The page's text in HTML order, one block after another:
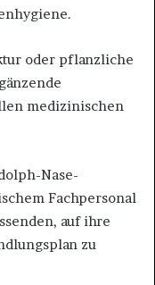
oder pflanzliche
medizinischen
Nase-
Fachpersonal
auf ihre
zu